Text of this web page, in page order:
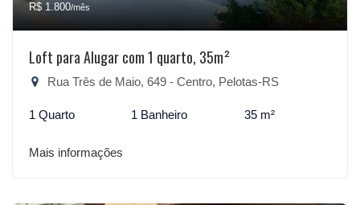
R$ 1.800/mês
Loft para Alugar com 1 quarto, 35m²
Rua Três de Maio, 649 - Centro, Pelotas-RS
1 Quarto 1 Banheiro 35 m²
Mais informações